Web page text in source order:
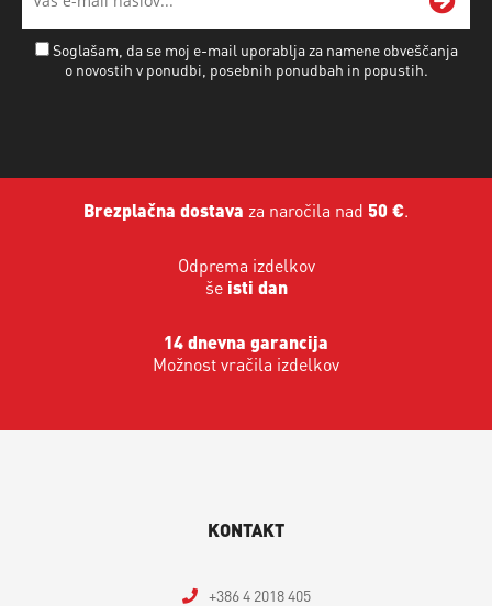
Soglašam, da se moj e-mail uporablja za namene obveščanja
o novostih v ponudbi, posebnih ponudbah in popustih.
Brezplačna dostava za naročila nad 50 €.
Odprema izdelkov
še isti dan
14 dnevna garancija
Možnost vračila izdelkov
KONTAKT
+386 4 2018 405